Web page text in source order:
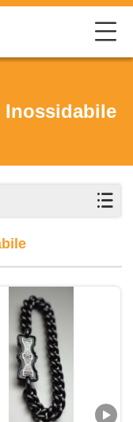
Inossidabile